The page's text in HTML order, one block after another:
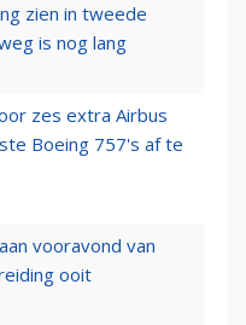
zien in tweede
is nog lang
zes extra Airbus
Boeing 757's af te
vooravond van
ooit